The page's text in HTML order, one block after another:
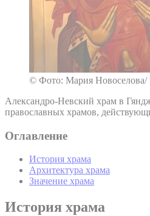
© Фото: Мария Новоселова/
Александро-Невский храм в
православных храмов,
Оглавление
История храма
Архитектура храма
Значение храма
История храма